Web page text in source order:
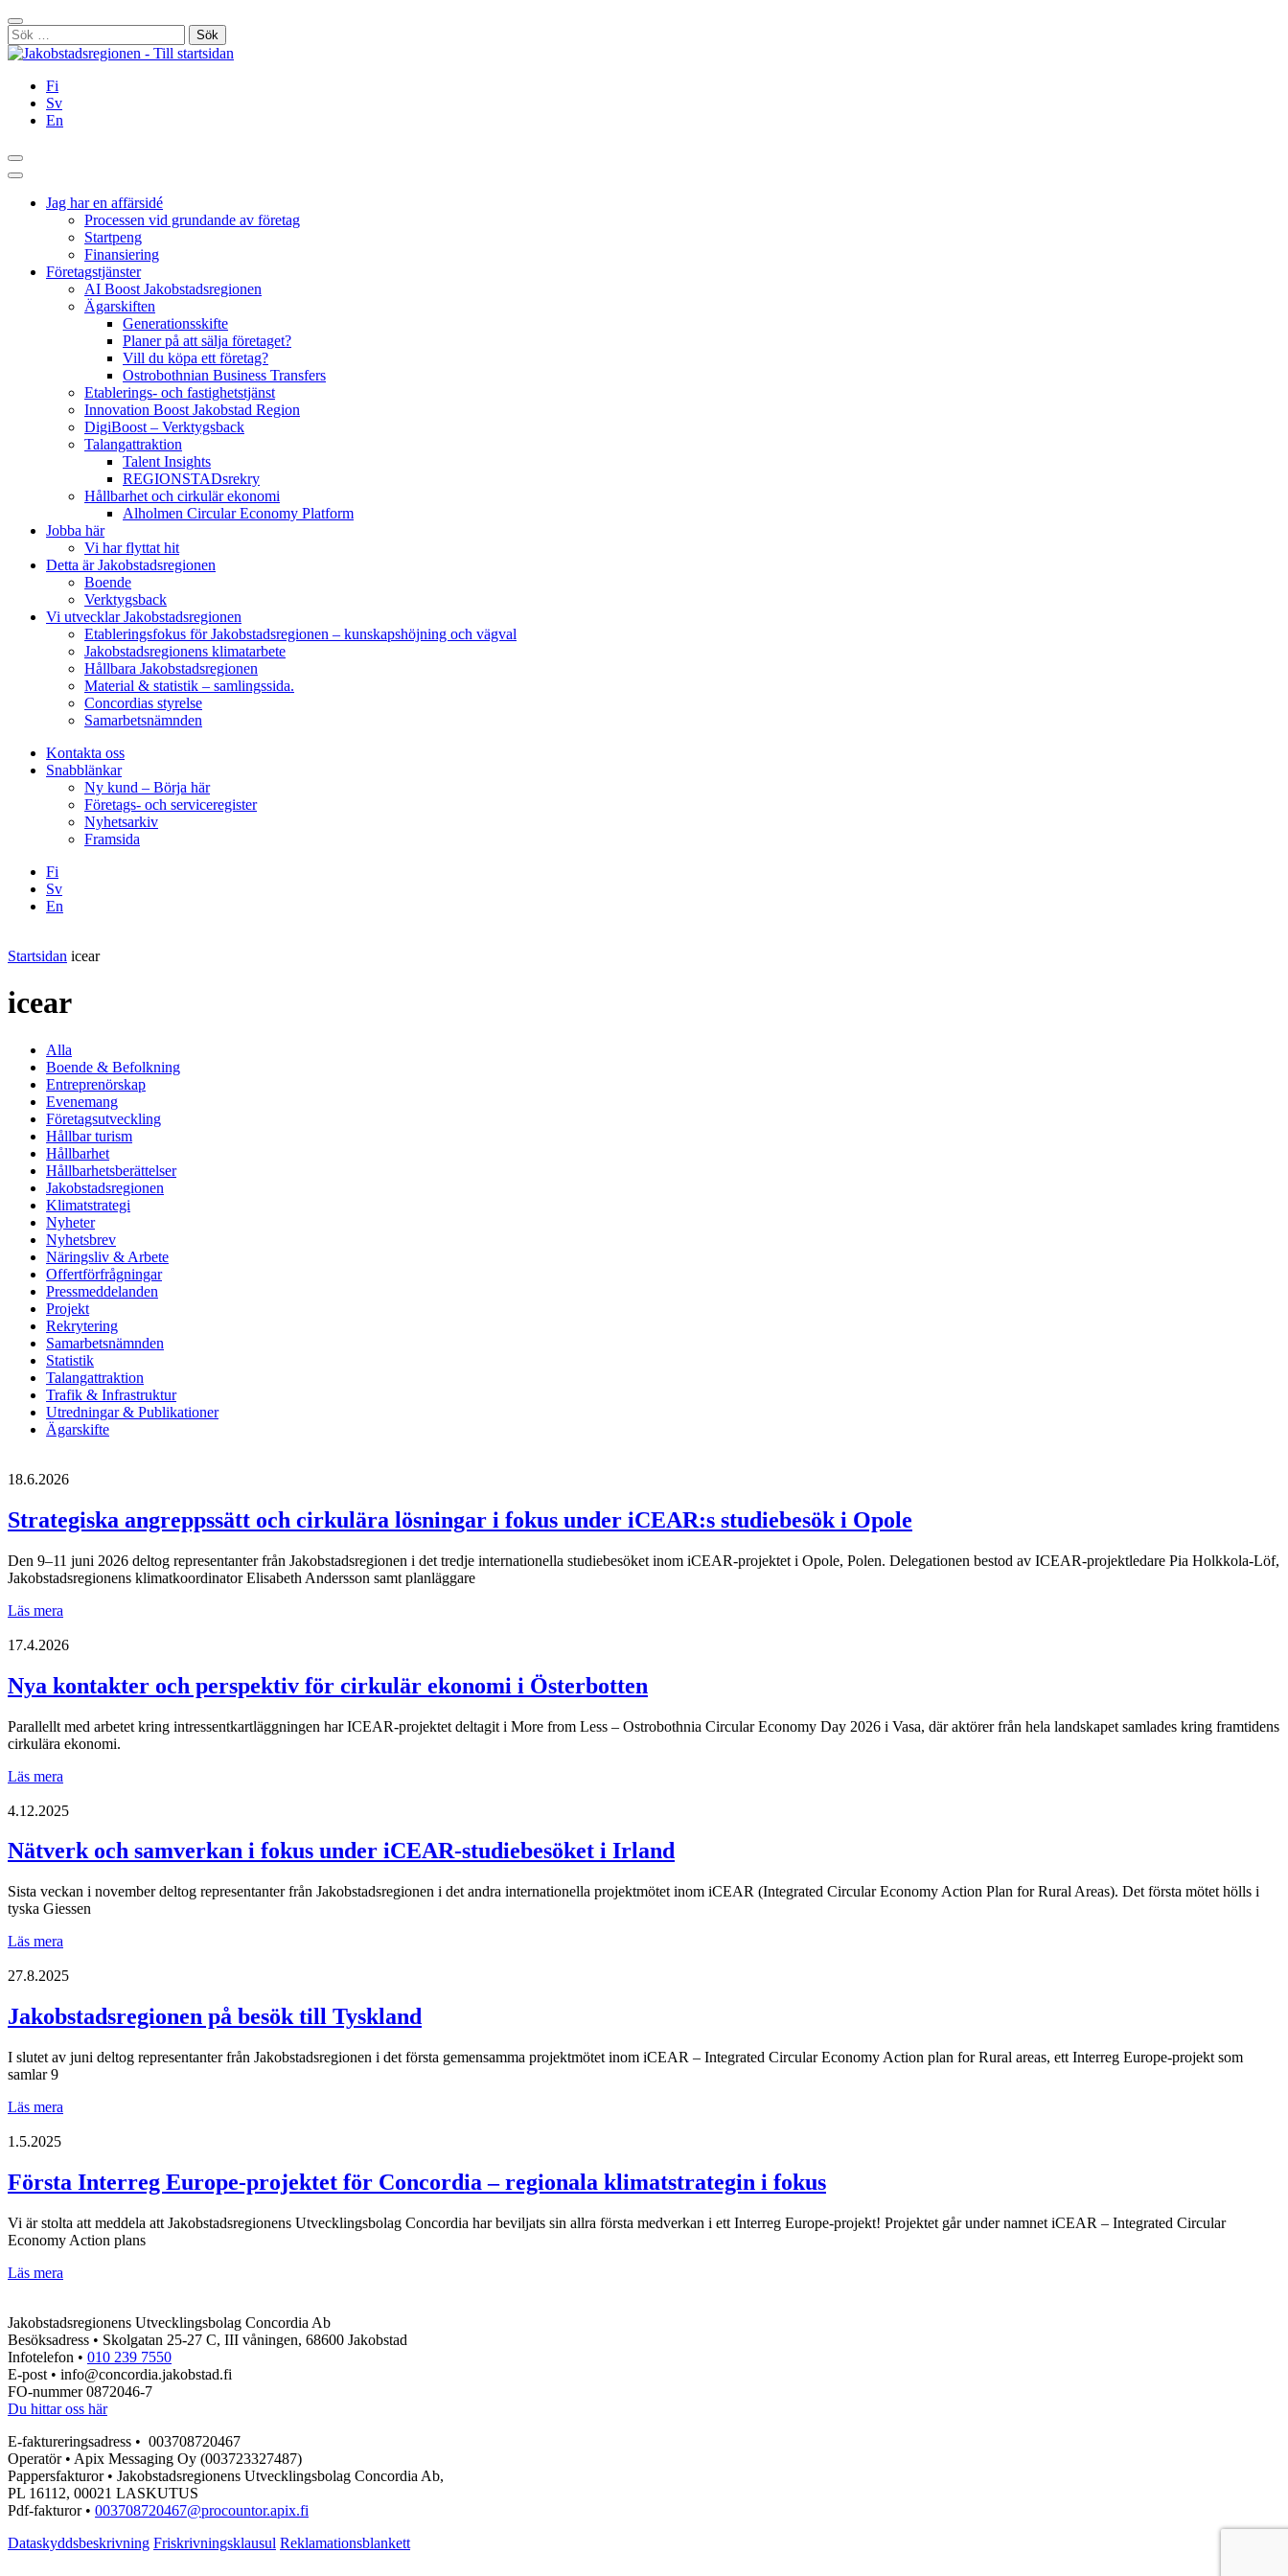
Hoppa
till
innehållet
Stäng
Sök
efter:
Fi
Sv
En
Sök
Huvudmeny
Jag har en affärsidé
Processen vid grundande av företag
Startpeng
Finansiering
Företagstjänster
AI Boost Jakobstadsregionen
Ägarskiften
Generationsskifte
Planer på att sälja företaget?
Vill du köpa ett företag?
Ostrobothnian Business Transfers
Etablerings- och fastighetstjänst
Innovation Boost Jakobstad Region
DigiBoost – Verktygsback
Talangattraktion
Talent Insights
REGIONSTADsrekry
Hållbarhet och cirkulär ekonomi
Alholmen Circular Economy Platform
Jobba här
Vi har flyttat hit
Detta är Jakobstadsregionen
Boende
Verktygsback
Vi utvecklar Jakobstadsregionen
Etableringsfokus för Jakobstadsregionen – kunskapshöjning och vägval
Jakobstadsregionens klimatarbete
Hållbara Jakobstadsregionen
Material & statistik – samlingssida.
Concordias styrelse
Samarbetsnämnden
Kontakta oss
Snabblänkar
Ny kund – Börja här
Företags- och serviceregister
Nyhetsarkiv
Framsida
Fi
Sv
En
Startsidan icear
icear
Alla
Boende & Befolkning
Entreprenörskap
Evenemang
Företagsutveckling
Hållbar turism
Hållbarhet
Hållbarhetsberättelser
Jakobstadsregionen
Klimatstrategi
Nyheter
Nyhetsbrev
Näringsliv & Arbete
Offertförfrågningar
Pressmeddelanden
Projekt
Rekrytering
Samarbetsnämnden
Statistik
Talangattraktion
Trafik & Infrastruktur
Utredningar & Publikationer
Ägarskifte
18.6.2026
Strategiska angreppssätt och cirkulära lösningar i fokus under iCEAR:s studiebesök i Opole
Den 9–11 juni 2026 deltog representanter från Jakobstadsregionen i det tredje internationella studiebesöket inom iCEAR-projektet i Opole, Polen. Delegationen bestod av ICEAR-projektledare Pia Holkkola-Löf,
Jakobstadsregionens klimatkoordinator Elisabeth Andersson samt planläggare
Läs mera
och
lösningar
i
under
iCEAR:s
i
17.4.2026
Nya kontakter och perspektiv för cirkulär ekonomi i Österbotten
Parallellt med arbetet kring intressentkartläggningen har ICEAR-projektet deltagit i More from Less – Ostrobothnia Circular Economy Day 2026 i Vasa, där aktörer från hela landskapet samlades kring framtidens
cirkulära ekonomi.
Läs mera
och
för
cirkulär
i
Österbotten
4.12.2025
Nätverk och samverkan i fokus under iCEAR-studiebesöket i Irland
Sista veckan i november deltog representanter från Jakobstadsregionen i det andra internationella projektmötet inom iCEAR (Integrated Circular Economy Action Plan for Rural Areas). Det första mötet hölls i
tyska Giessen
Läs mera
samverkan
fokus
under
studiebesöket
27.8.2025
Jakobstadsregionen på besök till Tyskland
I slutet av juni deltog representanter från Jakobstadsregionen i det första gemensamma projektmötet inom iCEAR – Integrated Circular Economy Action plan for Rural areas, ett Interreg Europe-projekt som
samlar 9
Läs mera
Tyskland
1.5.2025
Första Interreg Europe-projektet för Concordia – regionala klimatstrategin i fokus
Vi är stolta att meddela att Jakobstadsregionens Utvecklingsbolag Concordia har beviljats sin allra första medverkan i ett Interreg Europe-projekt! Projektet går under namnet iCEAR – Integrated Circular
Economy Action plans
Läs mera
projektet
för
Concordia
–
regionala
klimatstrategin
fokus
Jakobstadsregionens Utvecklingsbolag Concordia Ab
Besöksadress • Skolgatan 25-27 C, III våningen, 68600 Jakobstad
Infotelefon • 010 239 7550
E-post • info@concordia.jakobstad.fi
FO-nummer 0872046-7
Du hittar oss här
E-faktureringsadress • 003708720467
Operatör • Apix Messaging Oy (003723327487)
Pappersfakturor • Jakobstadsregionens Utvecklingsbolag Concordia Ab,
PL 16112, 00021 LASKUTUS
Pdf-fakturor • 003708720467@procountor.apix.fi
Dataskyddsbeskrivning Friskrivningsklausul Reklamationsblankett